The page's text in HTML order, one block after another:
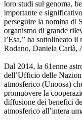
loro studi sul genoma,
importante e
perseguire la nomina di
organismo di grande
l’Esa,” ha sottolineato
Rodano, Daniela Carlà,
Dal 2014, la 61enne
dell’Ufficio delle
atmosferico (Unoosa)
promuovere la
diffusione dei benefici
atmosferico all’intera